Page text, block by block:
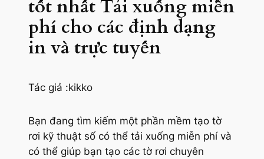
tốt nhất Tải xuống miễn
phí cho các định dạng
in và trực tuyến
Tác giả :kikko
Bạn đang tìm kiếm một phần mềm tạo tờ
rơi kỹ thuật số có thể tải xuống miễn phí và
có thể giúp bạn tạo các tờ rơi chuyên